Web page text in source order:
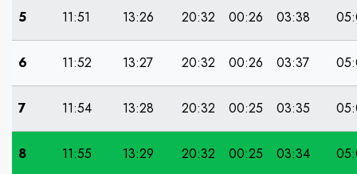
5 11:51 13:26 20:32 00:26 03:38
6 11:52 13:27 20:32 00:26 03:37
7 11:54 13:28 20:32 00:25 03:35
8 11:55 13:29 20:32 00:25 03:34